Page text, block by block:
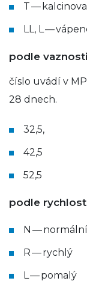
T —
LL, L —
podle
číslo uvádí v
28 dnech.
32,5,
42,5
52,5
podle
N — normální
R — rychlý
L — pomalý